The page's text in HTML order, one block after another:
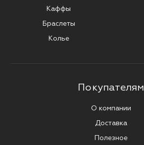
Каффы
Браслеты
Колье
Покупателям
О компании
Доставка
Полезное